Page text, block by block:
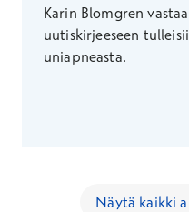
Karin Blomgren
uutiskirjeeseen
uniapneasta.
Näytä kaikki